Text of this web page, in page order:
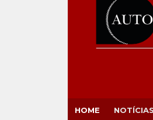
HOME NOTÍCIAS